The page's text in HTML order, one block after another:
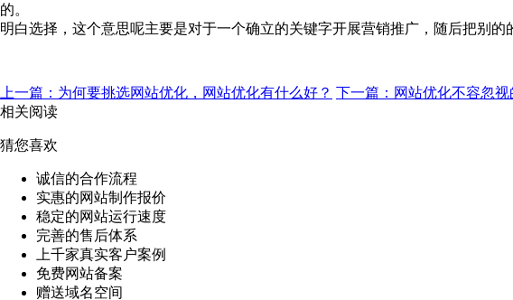
的。
明白选择，这个意思呢主要是对于一个确立的关键字开展营销推广，随后把别
上一篇：为何要挑选网站优化，网站优化有什么好？ 下一篇：网站优化不容忽视
相关阅读
猜您喜欢
诚信的合作流程
实惠的网站制作报价
稳定的网站运行速度
完善的售后体系
上千家真实客户案例
免费网站备案
赠送域名空间